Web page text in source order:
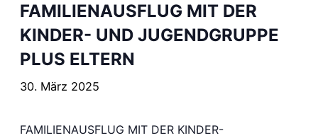
FAMILIENAUSFLUG MIT DER
KINDER- UND JUGENDGRUPPE
PLUS ELTERN
30. März 2025
FAMILIENAUSFLUG MIT DER KINDER-